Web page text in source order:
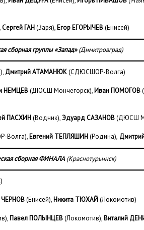
Сергей ГАН(Заря), Егор ЕГОРЫЧЕВ(Енисей)
сборная группы «Запад»(Димитровград)
Дмитрий АТАМАНЮК(СДЮСШОР-Волга)
НЕМЦЕВ(ДЮСШ Мончегорск), Иван ПОМОГОВ
ПАСХИН(Водник),Эдуард САЗАНОВ(ДЮСШ
Волга), Евгений ТЕПЛЯШИН(Родина),
сборная ФИНАЛА (Краснотурьинск)
(Енисей), Никита ТЮХАЙ(Локомотив)
Павел ПОЛЫНЦЕВ(Локомотив), Виталий